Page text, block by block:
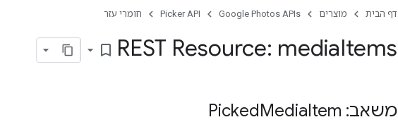
דף הבית מוצרים Google Photos APIs
Picker API חומרי עזר
REST Resource: mediaItems
bookmark_border
משאב: Picked MediaItem